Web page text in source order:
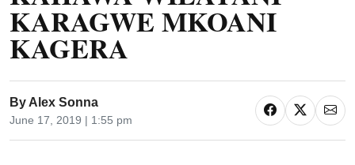
KARAGWE MKOANI
KAGERA
By Alex Sonna
June 17, 2019 | 1:55 pm